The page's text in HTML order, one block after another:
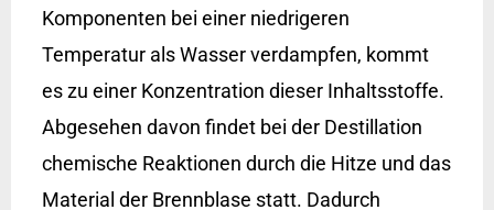
Komponenten bei einer niedrigeren
Temperatur als Wasser verdampfen, kommt
es zu einer Konzentration dieser Inhaltsstoffe.
Abgesehen davon findet bei der Destillation
chemische Reaktionen durch die Hitze und das
Material der Brennblase statt. Dadurch